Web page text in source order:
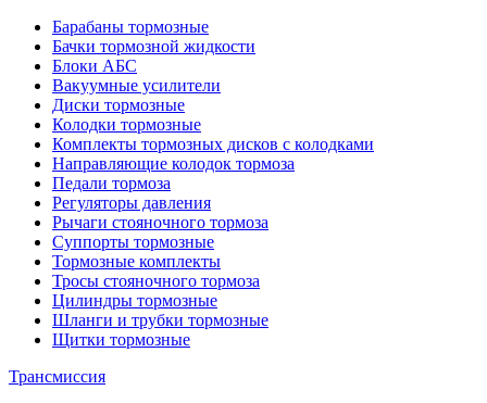
Барабаны тормозные
Бачки тормозной жидкости
Блоки АБС
Вакуумные усилители
Диски тормозные
Колодки тормозные
Комплекты тормозных дисков с колодками
Направляющие колодок тормоза
Педали тормоза
Регуляторы давления
Рычаги стояночного тормоза
Суппорты тормозные
Тормозные комплекты
Тросы стояночного тормоза
Цилиндры тормозные
Шланги и трубки тормозные
Щитки тормозные
Трансмиссия